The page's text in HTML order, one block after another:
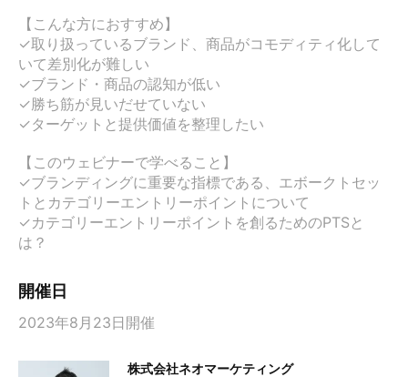
【こんな方におすすめ】
✓取り扱っているブランド、商品がコモディティ化して
いて差別化が難しい
✓ブランド・商品の認知が低い
✓勝ち筋が見いだせていない
✓ターゲットと提供価値を整理したい
【このウェビナーで学べること】
✓ブランディングに重要な指標である、エボークトセッ
トとカテゴリーエントリーポイントについて
✓カテゴリーエントリーポイントを創るためのPTSと
は？
開催日
2023年8月23日開催
株式会社ネオマーケティング